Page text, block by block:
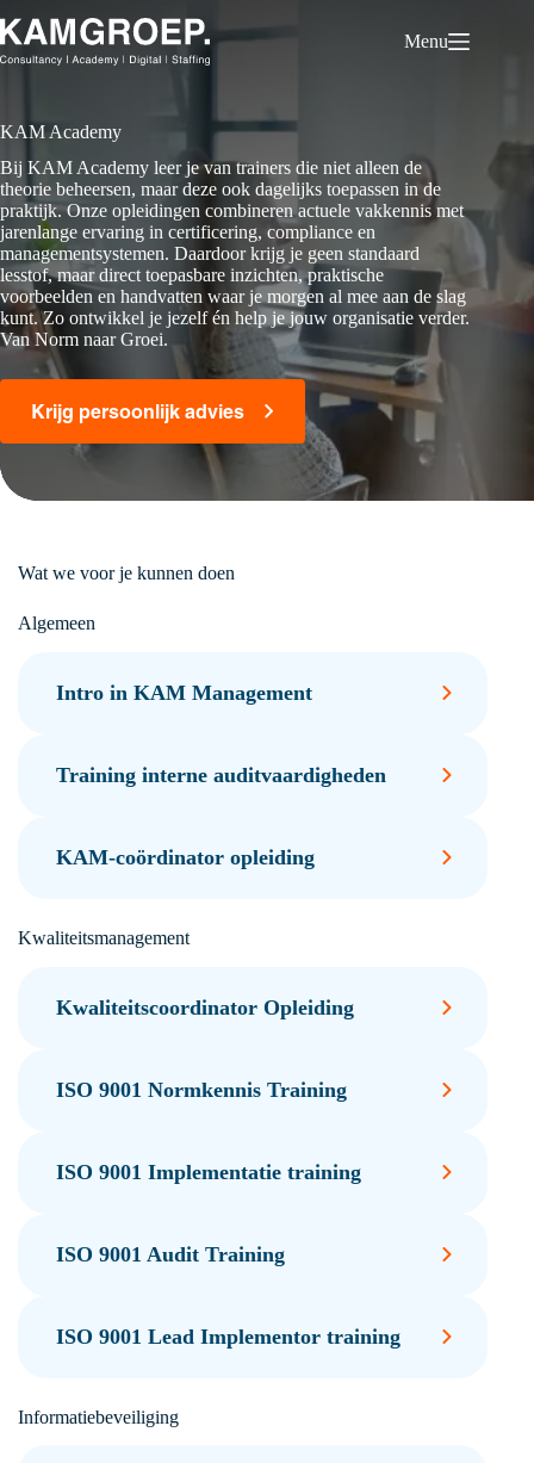
naar
de
Menu
KAM Academy
Bij KAM Academy leer je van trainers die niet alleen de
theorie beheersen, maar deze ook dagelijks toepassen in de
praktijk. Onze opleidingen combineren actuele vakkennis met
jarenlange ervaring in certificering, compliance en
managementsystemen. Daardoor krijg je geen standaard
lesstof, maar direct toepasbare inzichten, praktische
voorbeelden en handvatten waar je morgen al mee aan de slag
kunt. Zo ontwikkel je jezelf én help je jouw organisatie verder.
Van Norm naar Groei.
Krijg persoonlijk advies
Wat we voor je kunnen doen
Algemeen
Intro in KAM Management
Training interne auditvaardigheden
KAM-coördinator opleiding
Kwaliteitsmanagement
Kwaliteitscoordinator Opleiding
ISO 9001 Normkennis Training
ISO 9001 Implementatie training
ISO 9001 Audit Training
ISO 9001 Lead Implementor training
Informatiebeveiliging